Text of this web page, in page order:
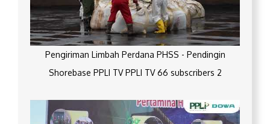
Pengiriman Limbah Perdana PHSS - Pendingin
Shorebase PPLI TV PPLI TV 66 subscribers 2